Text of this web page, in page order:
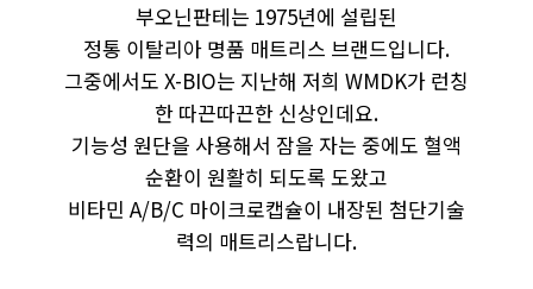
부오닌판테는 1975년에 설립된
정통 이탈리아 명품 매트리스 브랜드입니다.
그중에서도 X-BIO는 지난해 저희 WMDK가 런칭
한 따끈따끈한 신상인데요.
기능성 원단을 사용해서 잠을 자는 중에도 혈액
순환이 원활히 되도록 도왔고
비타민 A/B/C 마이크로캡슐이 내장된 첨단기술
력의 매트리스랍니다.